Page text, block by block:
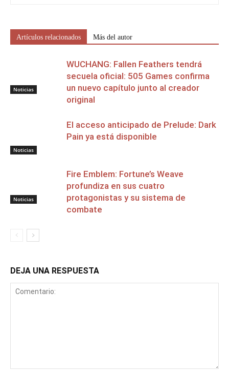
Artículos relacionados Más del autor
Noticias
WUCHANG: Fallen Feathers tendrá
secuela oficial: 505 Games confirma
un nuevo capítulo junto al creador
original
Noticias
El acceso anticipado de Prelude: Dark
Pain ya está disponible
Noticias
Fire Emblem: Fortune’s Weave
profundiza en sus cuatro
protagonistas y su sistema de
combate
DEJA UNA RESPUESTA